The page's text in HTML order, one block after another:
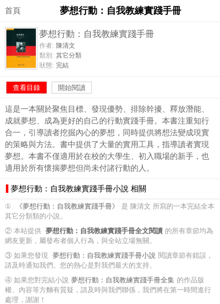
首頁 夢想行動：自我教練實踐手冊
夢想行動：自我教練實踐手冊
作者: 陳清文
類別: 其它分類
狀態: 完結
查看目錄 開始閱讀
這是一本關於聚焦目標、發現優勢、排除幹擾、釋放潛能、
成就夢想、成為更好的自己的行動實踐手冊。本書注重知行
合一，引導讀者挖掘內心的夢想，同時提供將想法變成現實
的策略與方法。書中提供了大量的實用工具，指導讀者實現
夢想。本書不僅適用於在校的大學生、初入職場的新手，也
適用於所有懷揣夢想但尚未付諸行動的人。
夢想行動：自我教練實踐手冊小說 相關
① 《夢想行動：自我教練實踐手冊》
是 陳清文 所寫的一本完結全本
其它分類類的小說。
② 本站提供 夢想行動：自我教練實踐手冊全文閱讀 的所有章節均為
網友更新，屬發布者個人行為，與全站立場無關。
③ 如果您發現 夢想行動：自我教練實踐手冊小說 閱讀章節有錯誤，
請及時通知我們。您的熱心是對我們最大的支持。
④ 如果您對完結小說 夢想行動：自我教練實踐手冊全集 的作品版
權、內容等方麵有質疑，請及時與我們聯係，我們將在第一時間進行
處理，謝謝！